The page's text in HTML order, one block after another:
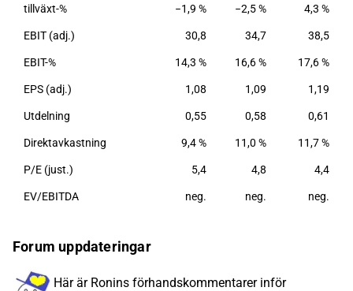
tillväxt-% −1,9 % −2,5 % 4,3 %
EBIT (adj.) 30,8 34,7 38,5
EBIT-% 14,3 % 16,6 % 17,6 %
EPS (adj.) 1,08 1,09 1,19
Utdelning 0,55 0,58 0,61
Direktavkastning 9,4 % 11,0 % 11,7 %
P/E (just.) 5,4 4,8 4,4
EV/EBITDA neg. neg. neg.
Forum uppdateringar
Här är Ronins förhandskommentarer inför